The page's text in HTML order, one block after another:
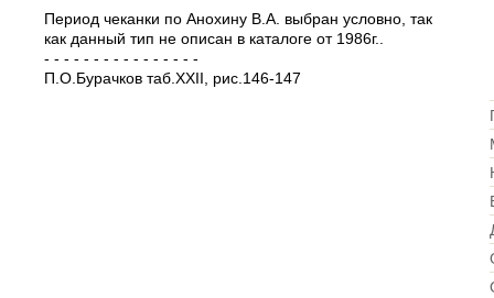
Период чеканки по Анохину В.А. выбран условно, так
как данный тип не описан в каталоге от 1986г..
- - - - - - - - - - - - - - - -
П.О.Бурачков таб.XXII, рис.146-147